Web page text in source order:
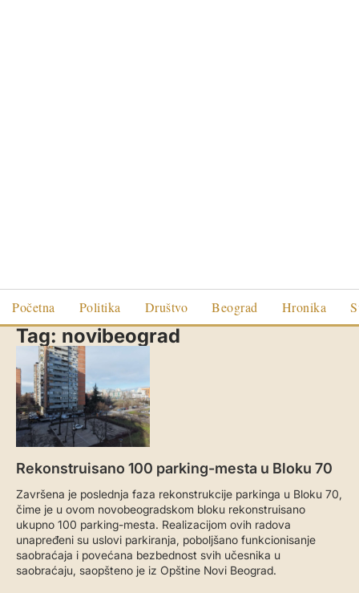
Početna Politika Društvo Beograd Hronika
Tag: novibeograd
Rekonstruisano 100 parking-mesta u Bloku 70
Završena je poslednja faza rekonstrukcije parkinga u Bloku 70,
čime je u ovom novobeogradskom bloku rekonstruisano
ukupno 100 parking-mesta. Realizacijom ovih radova
unapređeni su uslovi parkiranja, poboljšano funkcionisanje
saobraćaja i povećana bezbednost svih učesnika u
saobraćaju, saopšteno je iz Opštine Novi Beograd.